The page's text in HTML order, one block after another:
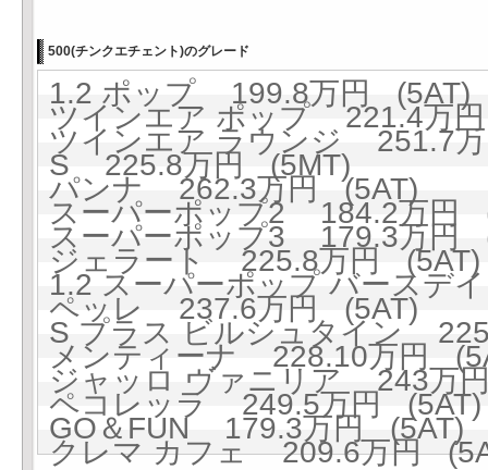
500(チンクエチェント)のグレード
1.2 ポップ 199.8万円 (5AT)
ツインエア ポップ 221.4万
ツインエア ラウンジ 251.7
S 225.8万円 (5MT)
パンナ 262.3万円 (5AT)
スーパーポップ2 184.2万円
スーパーポップ3 179.3万円
ジェラート 225.8万円 (5AT)
1.2 スーパーポップ バース
ペッレ 237.6万円 (5AT)
S プラス ビルシュタイン
メンティーナ 228.10万円
ジャッロ ヴァニリア 243万
ペコレッラ 249.5万円 (5AT)
GO＆FUN 179.3万円 (5AT)
クレマ カフェ 209.6万円